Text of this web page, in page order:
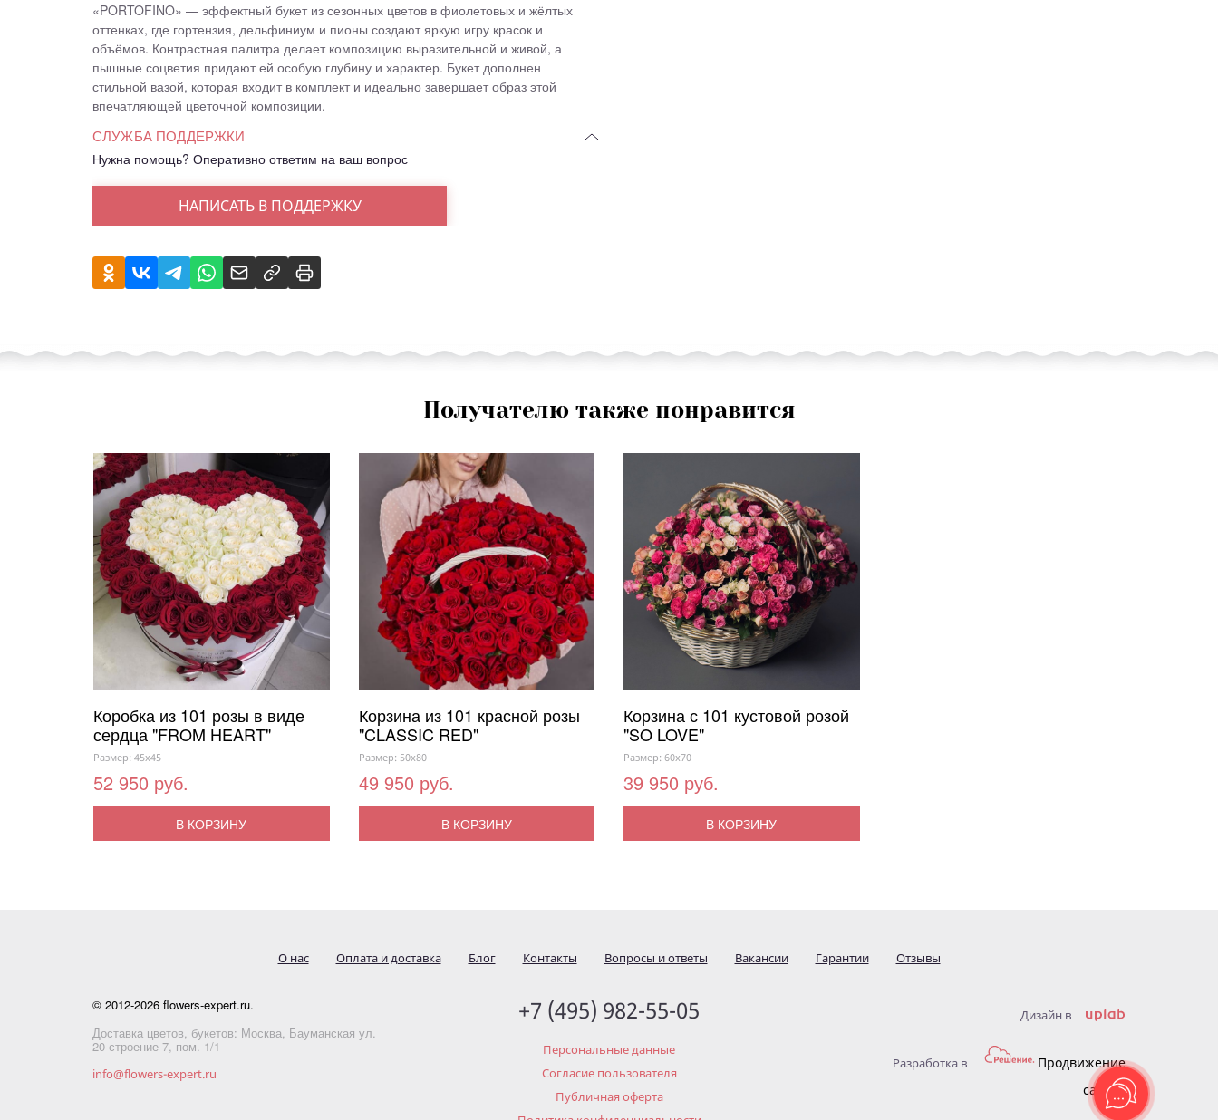
«PORTOFINO» — эффектный букет из сезонных цветов в фиолетовых и жёлтых
оттенках, где гортензия, дельфиниум и пионы создают яркую игру красок и
объёмов. Контрастная палитра делает композицию выразительной и живой, а
пышные соцветия придают ей особую глубину и характер. Букет дополнен
стильной вазой, которая входит в комплект и идеально завершает образ этой
впечатляющей цветочной композиции.
СЛУЖБА ПОДДЕРЖКИ
Нужна помощь? Оперативно ответим на ваш вопрос
НАПИСАТЬ В ПОДДЕРЖКУ
Получателю также понравится
Коробка из 101 розы в виде
сердца "FROM HEART"
Размер: 45x45
52 950 руб.
В КОРЗИНУ
Корзина из 101 красной розы
"CLASSIC RED"
Размер: 50x80
49 950 руб.
В КОРЗИНУ
Корзина с 101 кустовой розой
"SO LOVE"
Размер: 60x70
39 950 руб.
В КОРЗИНУ
О нас Оплата и доставка Блог Контакты Вопросы и ответы Вакансии Гарантии Отзывы
© 2012-2026 flowers-expert.ru.
Доставка цветов, букетов: Москва, Бауманская ул.
20 строение 7, пом. 1/1
info@flowers-expert.ru
+7 (495) 982-55-05
Персональные данные
Согласие пользователя
Публичная оферта
Дизайн в
Разработка в
Продвижение
сайтов